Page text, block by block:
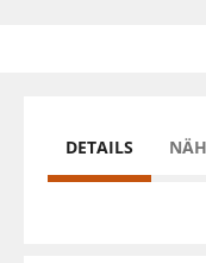
DETAILS